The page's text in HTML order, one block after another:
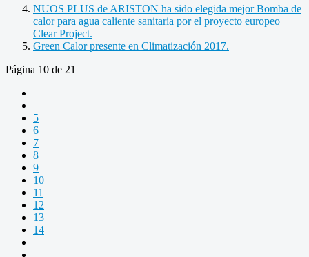
NUOS PLUS de ARISTON ha sido elegida mejor Bomba de
calor para agua caliente sanitaria por el proyecto europeo
Clear Project.
Green Calor presente en Climatización 2017.
Página 10 de 21
5
6
7
8
9
10
11
12
13
14